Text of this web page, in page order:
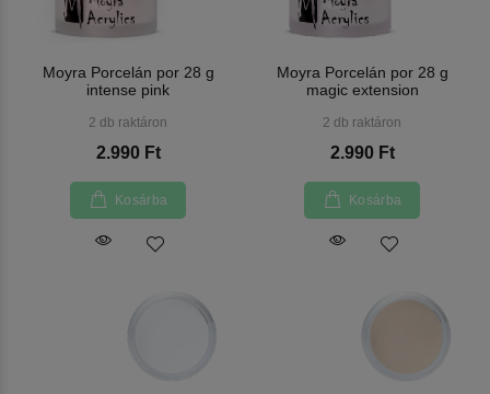
Moyra Porcelán por 28 g
intense pink
2 db raktáron
2.990 Ft
Kosárba
Moyra Porcelán por 28 g
magic extension
2 db raktáron
2.990 Ft
Kosárba